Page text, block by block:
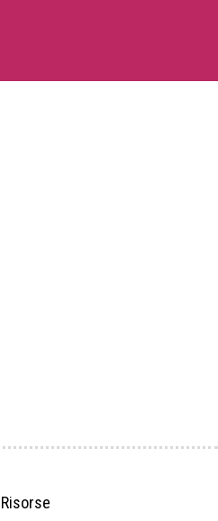
Risorse